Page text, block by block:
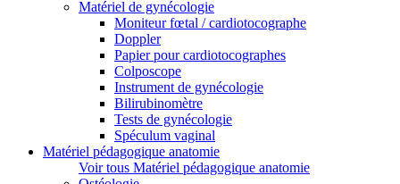
Matériel de gynécologie
Moniteur fœtal / cardiotocographe
Doppler
Papier pour cardiotocographes
Colposcope
Instrument de gynécologie
Bilirubinomètre
Tests de gynécologie
Spéculum vaginal
Matériel pédagogique anatomie
Voir tous Matériel pédagogique anatomie